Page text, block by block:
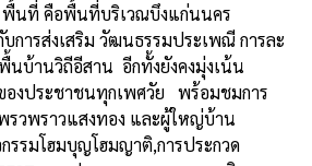
พื้นที่ คือพื้นที่บริเวณบึงแก่นนคร
บการส่งเสริม วัฒนธรรมประเพณี การละ
นบ้านวิถีอีสาน อีกทั้งยังคงมุ่งเน้น
องประชาชนทุกเพศวัย พร้อมชมการ
รวพราวแสงทอง และผู้ใหญ่บ้าน
รมโฮมบุญโฮมญาติ,การประกวด